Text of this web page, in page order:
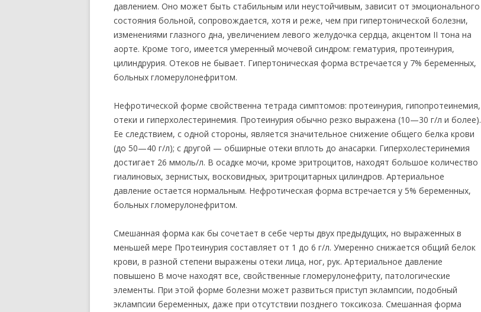
давлением. Оно может быть стабильным или неустойчивым, зависит от эмоционального
состояния больной, сопровождается, хотя и реже, чем при гипертонической болезни,
изменениями глазного дна, увеличением левого желудочка сердца, акцентом II тона на
аорте. Кроме того, имеется умеренный мочевой синдром: гематурия, протеинурия,
цилиндрурия. Отеков не бывает. Гипертоническая форма встречается у 7% беременных,
больных гломерулонефритом.
Нефротической форме свойственна тетрада симптомов: протеинурия, гипопротеинемия,
отеки и гиперхолестеринемия. Протеинурия обычно резко выражена (10—30 г/л и более).
Ее следствием, с одной стороны, является значительное снижение общего белка крови
(до 50—40 г/л); с другой — обширные отеки вплоть до анасарки. Гиперхолестеринемия
достигает 26 ммоль/л. В осадке мочи, кроме эритроцитов, находят большое количество
гиалиновых, зернистых, восковидных, эритроцитарных цилиндров. Артериальное
давление остается нормальным. Нефротическая форма встречается у 5% беременных,
больных гломерулонефритом.
Смешанная форма как бы сочетает в себе черты двух предыдущих, но выраженных в
меньшей мере Протеинурия составляет от 1 до 6 г/л. Умеренно снижается общий белок
крови, в разной степени выражены отеки лица, ног, рук. Артериальное давление
повышено В моче находят все, свойственные гломерулонефриту, патологические
элементы. При этой форме болезни может развиться приступ эклампсии, подобный
эклампсии беременных, даже при отсутствии позднего токсикоза. Смешанная форма